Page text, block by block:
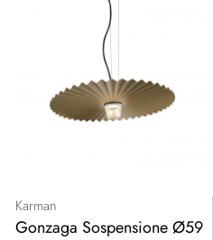
Karman
Gonzaga Sospensione Ø59